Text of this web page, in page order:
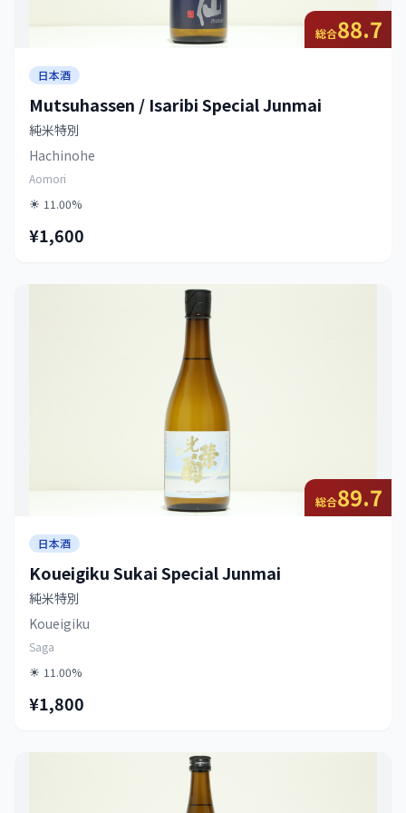
総合88.7
日本酒
Mutsuhassen / Isaribi Special Junmai
純米特別
Hachinohe
Aomori
11.00%
¥1,600
総合89.7
日本酒
Koueigiku Sukai Special Junmai
純米特別
Koueigiku
Saga
11.00%
¥1,800